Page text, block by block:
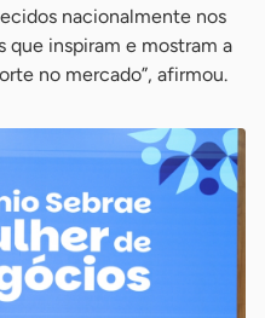
nacionalmente nos
que inspiram e mostram a
no mercado”, afirmou.